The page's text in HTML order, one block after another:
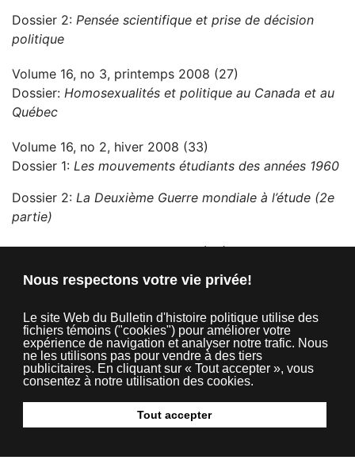
Nous respectons votre vie privée!
Le site Web du Bulletin d'histoire politique utilise des
fichiers témoins ("cookies") pour améliorer votre
expérience de navigation et analyser notre trafic. Nous
ne les utilisons pas pour vendre à des tiers
publicitaires. En cliquant sur « Tout accepter », vous
consentez à notre utilisation des cookies.
Tout accepter
Dossier 2: Pensée scientifique et prise de décision
politique
Volume 16, no 3, printemps 2008 (27)
Dossier: Homosexualités et politique au Canada et au
Québec
Volume 16, no 2, hiver 2008 (33)
Dossier 1: Les mouvements étudiants des années 1960
Dossier 2: La Deuxième Guerre mondiale à l’étude (2e
partie)
Volume 16, no 1, automne 2007 (32)
La Commission Tremblay (1953-1956) :
cinquante ans de débats sur le déséquilibre fiscal
Dossier 2:La Deuxième Guerre mondiale à l’étude
(1ère partie)
Volume 15, no 3, printemps 2007 (38)